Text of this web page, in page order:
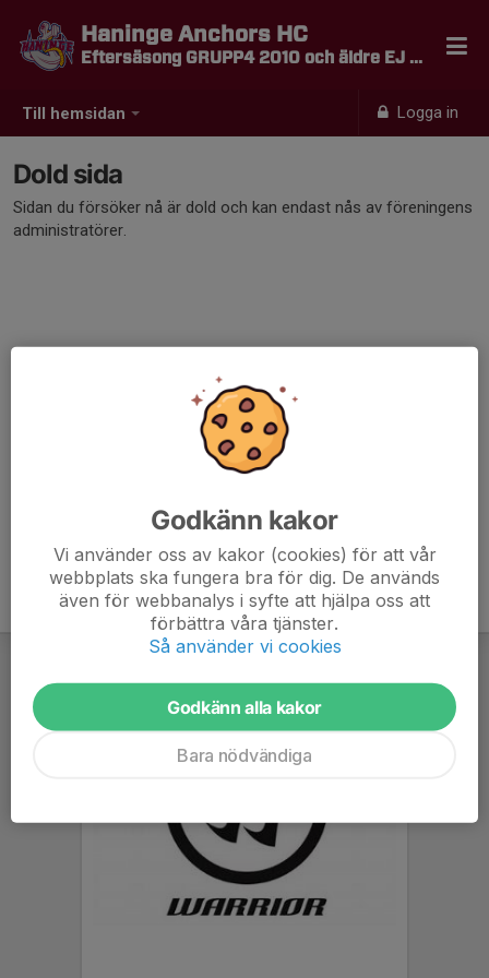
Till hemsidan Logga in
Haninge Anchors HC
Eftersäsong GRUPP4 2010 och äldre EJ MEDLEM
Dold sida
Sidan du försöker nå är dold och kan endast nås av föreningens
administratörer.
Godkänn kakor
Vi använder oss av kakor (cookies) för att vår
webbplats ska fungera bra för dig. De används
även för webbanalys i syfte att hjälpa oss att
förbättra våra tjänster.
Så använder vi cookies
Godkänn alla kakor
Bara nödvändiga